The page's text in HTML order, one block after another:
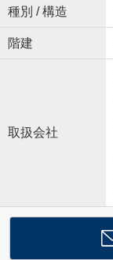
種別 / 構造
階建
取扱会社